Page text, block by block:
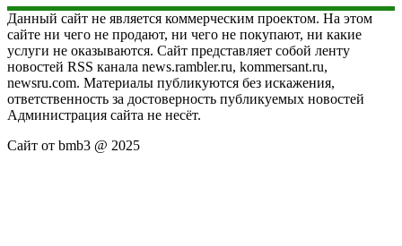
Данный сайт не является коммерческим проектом. На этом
сайте ни чего не продают, ни чего не покупают, ни какие
услуги не оказываются. Сайт представляет собой ленту
новостей RSS канала news.rambler.ru, kommersant.ru,
newsru.com. Материалы публикуются без искажения,
ответственность за достоверность публикуемых новостей
Администрация сайта не несёт.
Сайт от bmb3 @ 2025